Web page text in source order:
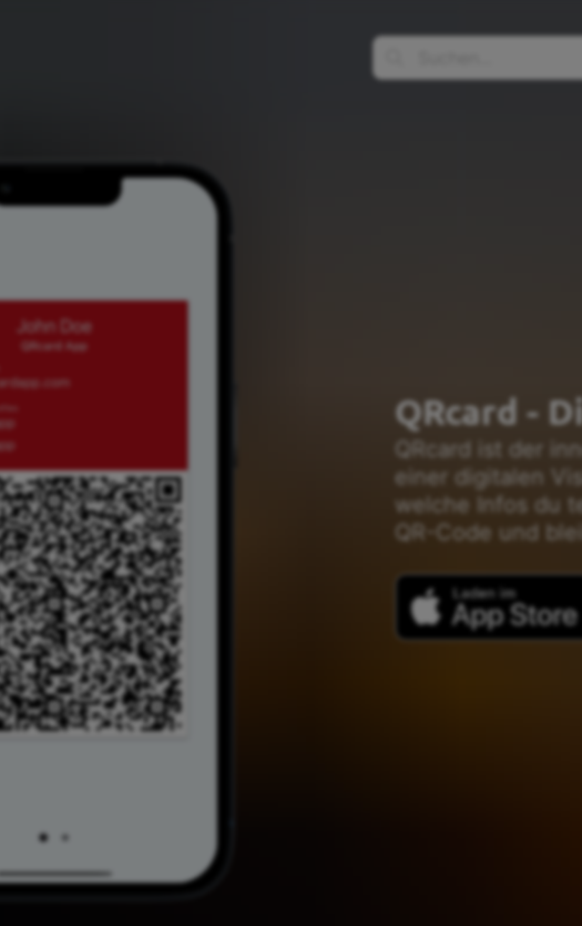
QRcard -
QRcard ist der
einer digitalen
welche Infos du
QR-Code und